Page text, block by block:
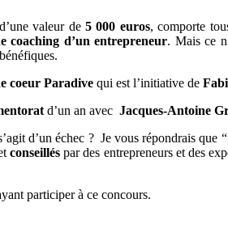
valeur de5 000 euros, comporte
coaching d’un entrepreneur. Mais ce
coeur Paradive qui est l’initiative de
d’un an avec Jacques-Antoine
d’un échec ? Je vous répondrais
conseillés par des entrepreneurs et des
participer à ce concours.